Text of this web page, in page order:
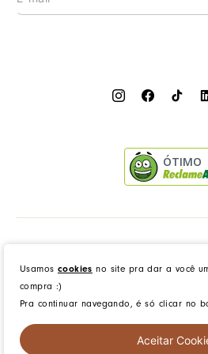
Usamos cookies no site pra dar a você
compra :)
Pra continuar navegando, é só clicar no
Aceitar
ÓTIMO
created byCommerceGrowth|